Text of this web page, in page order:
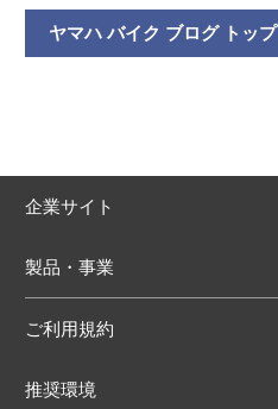
ヤマハ バイク ブログ トップ
企業サイト
製品・事業
ご利用規約
推奨環境